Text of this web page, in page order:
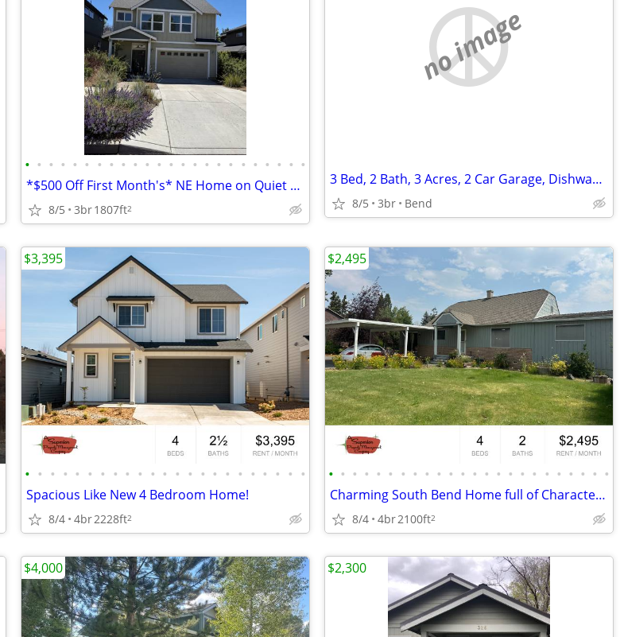
• • • • • • • • • • • • • • • • • • • • • • • •
*$500 Off First Month's* NE Home on Quiet Cul-de-Sac w/ Covered Patio
8/5 3br1807ft2
no image
3 Bed, 2 Bath, 3 Acres, 2 Car Garage, Dishwasher, Washer and Dryer
8/5 3br Bend
• • • • • • • • • • • • • • • • • • • • • • •
Spacious Like New 4 Bedroom Home!
8/4 4br2228ft2
$3,395
• • • • • • • • • • • • • • • • • • • • • • • •
Charming South Bend Home full of Character! RV Parking!
8/4 4br2100ft2
$2,495
$4,000 $2,300